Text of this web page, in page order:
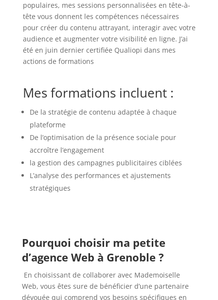
populaires, mes sessions personnalisées en tête-à-
tête vous donnent les compétences nécessaires
pour créer du contenu attrayant, interagir avec votre
audience et augmenter votre visibilité en ligne. J’ai
été en juin dernier certifiée Qualiopi dans mes
actions de formations
Mes formations incluent :
De la stratégie de contenu adaptée à chaque
plateforme
De l’optimisation de la présence sociale pour
accroître l’engagement
la gestion des campagnes publicitaires ciblées
L’analyse des performances et ajustements
stratégiques
Pourquoi choisir ma petite
d’agence Web à Grenoble ?
En choisissant de collaborer avec Mademoiselle
Web, vous êtes sure de bénéficier d’une partenaire
dévouée qui comprend vos besoins spécifiques en